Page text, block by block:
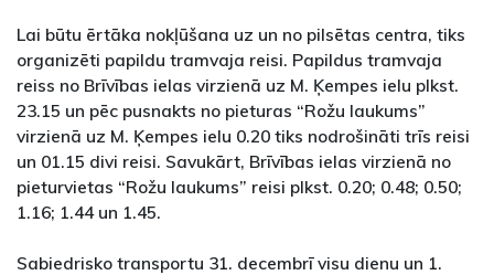
Lai būtu ērtāka nokļūšana uz un no pilsētas centra, tiks
organizēti papildu tramvaja reisi. Papildus tramvaja
reiss no Brīvības ielas virzienā uz M. Ķempes ielu plkst.
23.15 un pēc pusnakts no pieturas “Rožu laukums”
virzienā uz M. Ķempes ielu 0.20 tiks nodrošināti trīs reisi
un 01.15 divi reisi. Savukārt, Brīvības ielas virzienā no
pieturvietas “Rožu laukums” reisi plkst. 0.20; 0.48; 0.50;
1.16; 1.44 un 1.45.
Sabiedrisko transportu 31. decembrī visu dienu un 1.